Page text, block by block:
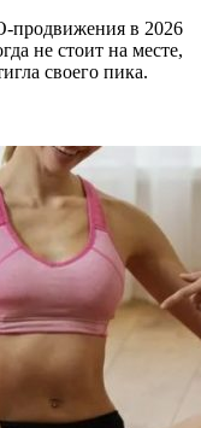
продвижения в 2026
не стоит на месте,
своего пика.